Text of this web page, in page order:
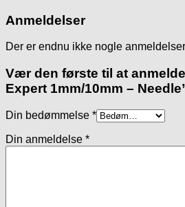
Anmeldelser
Der er endnu ikke nogle
Vær den første til at
Expert 1mm/10mm –
Din bedømmelse *
Din anmeldelse *